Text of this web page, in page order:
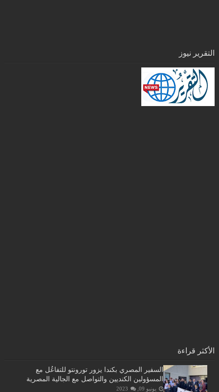
التقرير نيوز
الأكثر قراءة
السفير المصري بكندا يزور تورونتو للتفاعُل مع
المسؤولين الكنديين والتواصل مع الجالية المصرية
يونيو 09, 2023